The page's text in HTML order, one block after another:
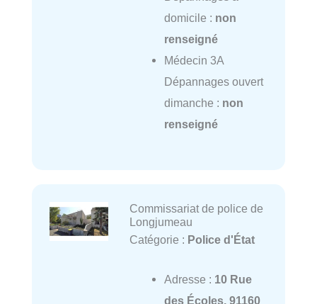
domicile : non
renseigné
Médecin 3A
Dépannages ouvert
dimanche : non
renseigné
Commissariat de police de
Longjumeau
Catégorie : Police d'État
Adresse : 10 Rue
des Écoles, 91160